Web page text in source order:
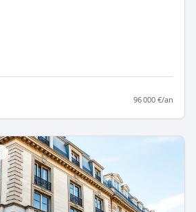
96 000 €/an